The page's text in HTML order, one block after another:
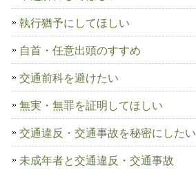
執行猶予にしてほしい
自首・任意出頭のすすめ
交通前科を避けたい
無実・無罪を証明してほしい
交通違反・交通事故を秘密にしたい
未成年者と交通違反・交通事故